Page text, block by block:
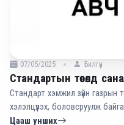
07/05/2025 Билгүүн
Стандартын төсөлд
Стандарт хэмжил зүйн газрын
хэлэлцүүлэх, боловсруулж
хүчний салбарын хувийн
Цааш унших